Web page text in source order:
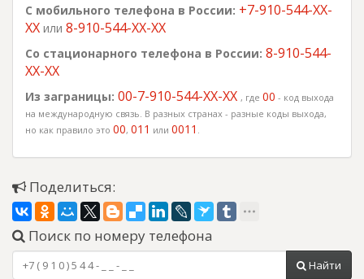
С мобильного телефона в России: +7-910-544-XX-
XX или 8-910-544-XX-XX
Со стационарного телефона в России: 8-910-544-
XX-XX
Из заграницы: 00-7-910-544-XX-XX , где 00 - код выхода
на международную связь. В разных странах - разные коды выхода,
но как правило это 00, 011 или 0011 .
Поделиться:
Поиск по номеру телефона
Найти